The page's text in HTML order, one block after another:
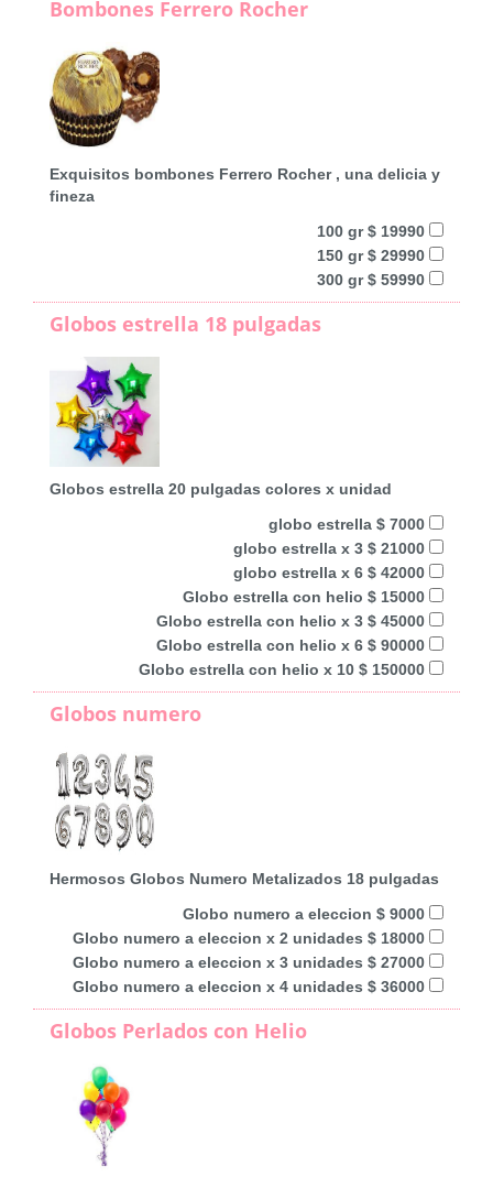
Bombones Ferrero Rocher
Exquisitos bombones Ferrero Rocher , una delicia y
fineza
100 gr $ 19990
150 gr $ 29990
300 gr $ 59990
Globos estrella 18 pulgadas
Globos estrella 20 pulgadas colores x unidad
globo estrella $ 7000
globo estrella x 3 $ 21000
globo estrella x 6 $ 42000
Globo estrella con helio $ 15000
Globo estrella con helio x 3 $ 45000
Globo estrella con helio x 6 $ 90000
Globo estrella con helio x 10 $ 150000
Globos numero
Hermosos Globos Numero Metalizados 18 pulgadas
Globo numero a eleccion $ 9000
Globo numero a eleccion x 2 unidades $ 18000
Globo numero a eleccion x 3 unidades $ 27000
Globo numero a eleccion x 4 unidades $ 36000
Globos Perlados con Helio